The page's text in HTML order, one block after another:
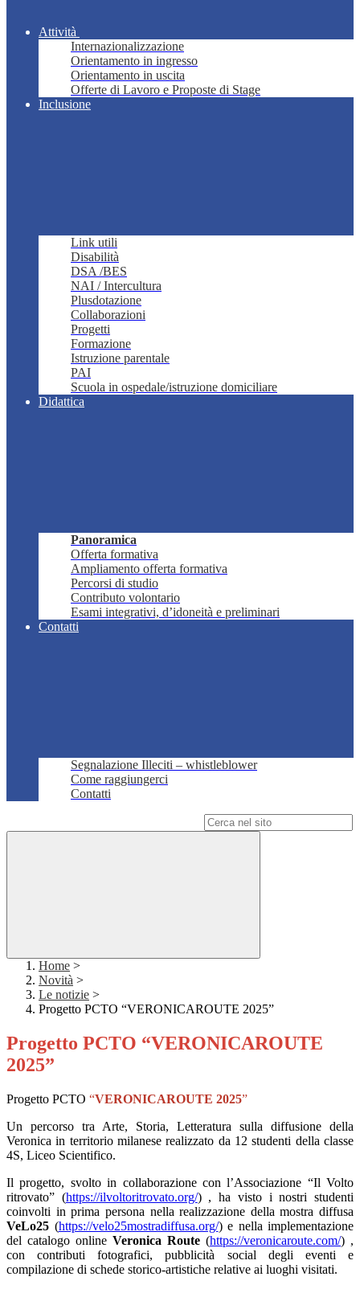
Attività
Internazionalizzazione
Orientamento in ingresso
Orientamento in uscita
Offerte di Lavoro e Proposte di Stage
Inclusione
Link utili
Disabilità
DSA /BES
NAI / Intercultura
Plusdotazione
Collaborazioni
Progetti
Formazione
Istruzione parentale
PAI
Scuola in ospedale/istruzione domiciliare
Didattica
Panoramica
Offerta formativa
Ampliamento offerta formativa
Percorsi di studio
Contributo volontario
Esami integrativi, d’idoneità e preliminari
Contatti
Segnalazione Illeciti – whistleblower
Come raggiungerci
Contatti
Home >
Novità >
Le notizie >
Progetto PCTO “VERONICAROUTE 2025”
Progetto PCTO “VERONICAROUTE
2025”
Progetto PCTO “VERONICAROUTE 2025”
Un percorso tra Arte, Storia, Letteratura sulla diffusione della
Veronica in territorio milanese realizzato da 12 studenti della classe
4S, Liceo Scientifico.
Il progetto, svolto in collaborazione con l’Associazione “Il Volto
ritrovato” (https://ilvoltoritrovato.org/) , ha visto i nostri studenti
coinvolti in prima persona nella realizzazione della mostra diffusa
VeLo25 (https://velo25mostradiffusa.org/) e nella implementazione
del catalogo online Veronica Route (https://veronicaroute.com/) ,
con contributi fotografici, pubblicità social degli eventi e
compilazione di schede storico-artistiche relative ai luoghi visitati.